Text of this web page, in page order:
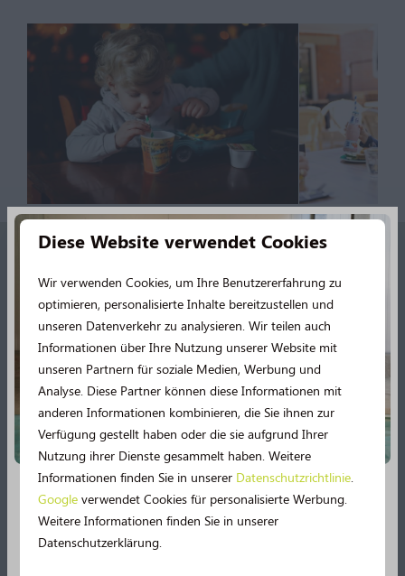
Kontakt
9331 VA Norg
Nederland
0592 - 61 22 81
info@norgerberg.nl
Neu im Jahr 2026!
Diese Website verwendet Cookies
Wir verwenden Cookies, um Ihre Benutzererfahrung zu
optimieren, personalisierte Inhalte bereitzustellen und
unseren Datenverkehr zu analysieren. Wir teilen auch
Informationen über Ihre Nutzung unserer Website mit
unseren Partnern für soziale Medien, Werbung und
Analyse. Diese Partner können diese Informationen mit
anderen Informationen kombinieren, die Sie ihnen zur
Verfügung gestellt haben oder die sie aufgrund Ihrer
Nutzung ihrer Dienste gesammelt haben. Weitere
Informationen finden Sie in unserer Datenschutzrichtlinie
Google verwendet Cookies für personalisierte Werbung.
Weitere Informationen finden Sie in unserer
Datenschutzerklärung.